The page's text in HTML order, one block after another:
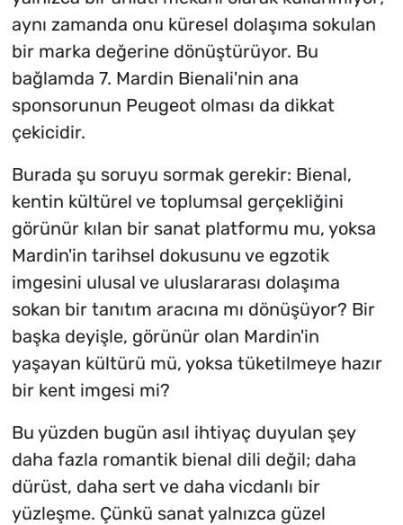
aynı zamanda onu küresel dolaşıma sokulan
bir marka değerine dönüştürüyor. Bu
bağlamda 7. Mardin Bienali'nin ana
sponsorunun Peugeot olması da dikkat
çekicidir.
Burada şu soruyu sormak gerekir: Bienal,
kentin kültürel ve toplumsal gerçekliğini
görünür kılan bir sanat platformu mu, yoksa
Mardin'in tarihsel dokusunu ve egzotik
imgesini ulusal ve uluslararası dolaşıma
sokan bir tanıtım aracına mı dönüşüyor? Bir
başka deyişle, görünür olan Mardin'in
yaşayan kültürü mü, yoksa tüketilmeye hazır
bir kent imgesi mi?
Bu yüzden bugün asıl ihtiyaç duyulan şey
daha fazla romantik bienal dili değil; daha
dürüst, daha sert ve daha vicdanlı bir
yüzleşme. Çünkü sanat yalnızca güzel